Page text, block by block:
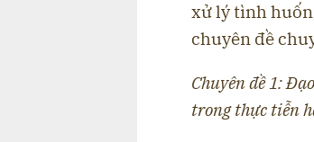
xử lý tình
chuyên đề
Chuyên đề 1:
trong thực tiễn